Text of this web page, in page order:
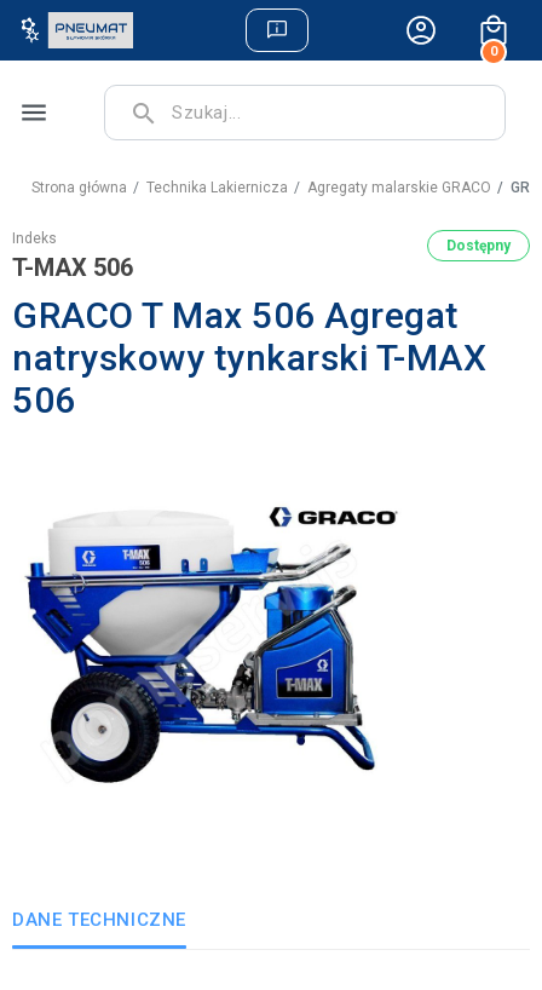
0
menu search
Strona główna Technika Lakiernicza Agregaty malarskie GRACO
Indeks
T-MAX 506
Dostępny
GRACO T Max 506 Agregat
natryskowy tynkarski T-MAX
506
DANE TECHNICZNE